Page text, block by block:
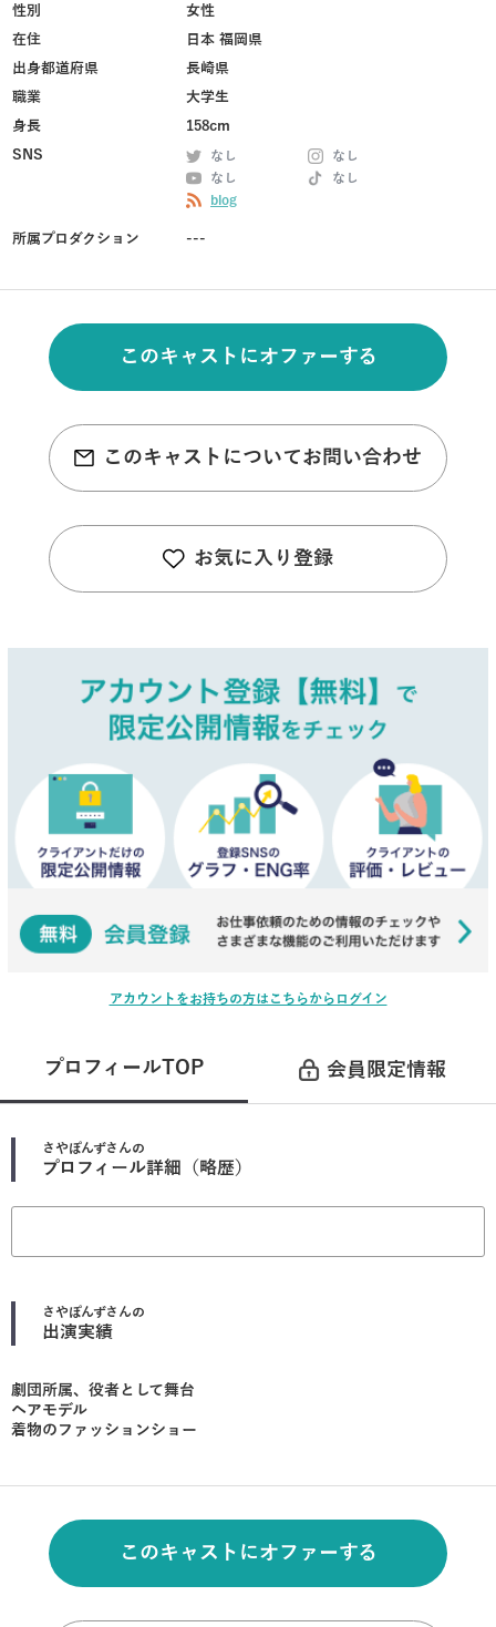
性別
女性
在住
日本 福岡県
出身都道府県
長崎県
職業
大学生
身長
158cm
SNS
なし
なし
なし
なし
blog
所属プロダクション ---
このキャストにオファーする
このキャストについてお問い合わせ
お気に入り登録
アカウントをお持ちの方はこちらからログイン
プロフィールTOP 会員限定情報
さやぽんずさんの
プロフィール詳細（略歴）
さやぽんずさんの
出演実績
劇団所属、役者として舞台
ヘアモデル
着物のファッションショー
このキャストにオファーする